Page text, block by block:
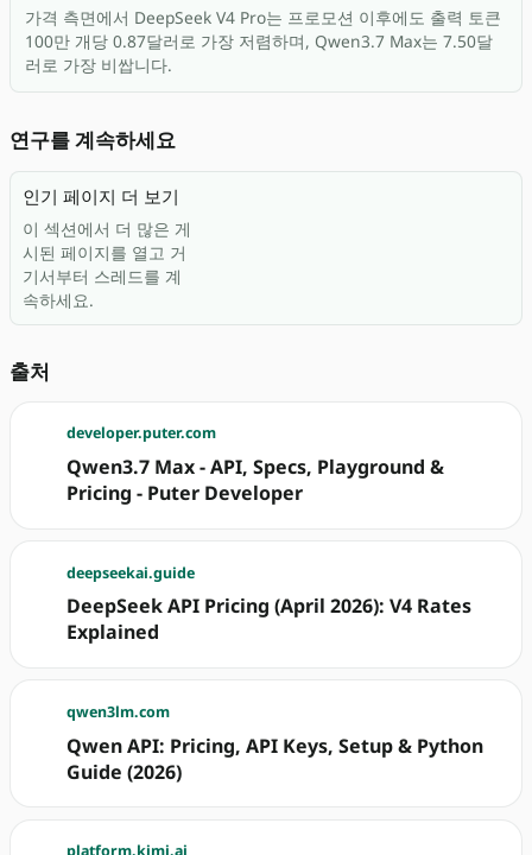
가격 측면에서 DeepSeek V4 Pro는 프로모션 이후에도 출력 토큰
100만 개당 0.87달러로 가장 저렴하며, Qwen3.7 Max는 7.50달
러로 가장 비쌉니다.
연구를 계속하세요
인기 페이지 더 보기
이 섹션에서 더 많은 게
시된 페이지를 열고 거
기서부터 스레드를 계
속하세요.
출처
developer.puter.com
Qwen3.7 Max - API, Specs, Playground &
Pricing - Puter Developer
deepseekai.guide
DeepSeek API Pricing (April 2026): V4 Rates
Explained
qwen3lm.com
Qwen API: Pricing, API Keys, Setup & Python
Guide (2026)
platform.kimi.ai